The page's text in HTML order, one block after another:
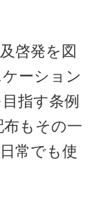
啓発を図
ーション
指す条例
もその一
常でも使